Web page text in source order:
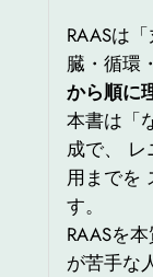
RAASは
臓・循環
から順に
本書は「
成で、 レ
用までを
す。
RAASを
が苦手な